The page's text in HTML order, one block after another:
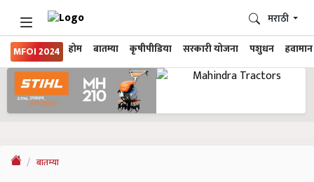
MFOI 2024 होम बातम्या कृषीपीडिया सरकारी योजना पशुधन हवामान
मराठी
बातम्या